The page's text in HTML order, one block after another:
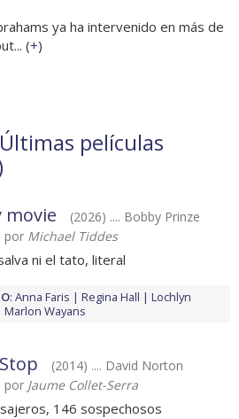
ya ha intervenido en más de
(+)
películas
movie
(2026) .... Bobby Prinze
por Michael Tiddes
ni el tato, literal
: Anna Faris Regina Hall
Lochlyn
Marlon Wayans
(2014) .... David Norton
por Jaume Collet-Serra
146 sospechosos